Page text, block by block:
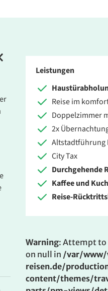
Leistungen
Reise im
Doppelzimmer
2x
Altstadtführung
City Tax
Durchgehende
Kaffee und
Reise-
Warning: Attempt
on null in /var/
reisen.de/
content/themes/